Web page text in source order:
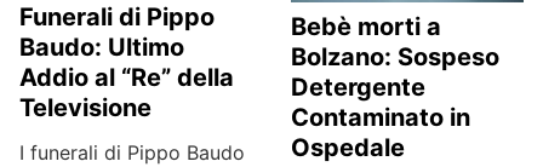
Funerali di Pippo
Baudo: Ultimo
Addio al “Re” della
Televisione
I funerali di Pippo Baudo
Bebè morti a
Bolzano: Sospeso
Detergente
Contaminato in
Ospedale